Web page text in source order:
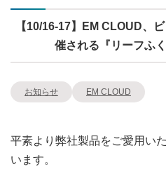
【10/16-17】EM CLOUD、
催される『リーフふ
お知らせ EM CLOUD
平素より弊社製品をご愛用い
います。